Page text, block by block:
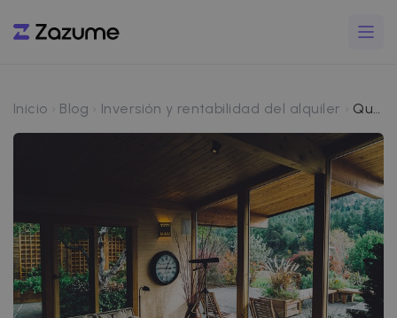
Inicio Blog Inversión y rentabilidad del alquiler Qué hacer con un piso heredado: vender, alquilar o gestionarlo sin problemas